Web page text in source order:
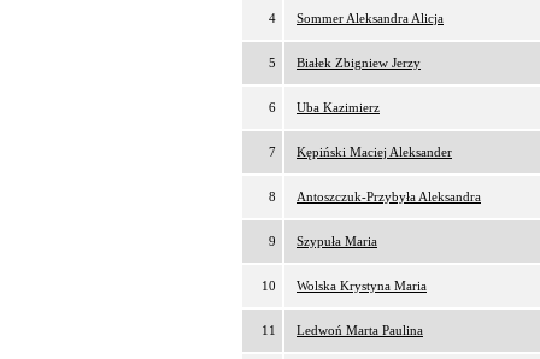
4 Sommer Aleksandra Alicja
5 Białek Zbigniew Jerzy
6 Uba Kazimierz
7 Kępiński Maciej Aleksander
8 Antoszczuk-Przybyła Aleksandra
9 Szypuła Maria
10 Wolska Krystyna Maria
11 Ledwoń Marta Paulina